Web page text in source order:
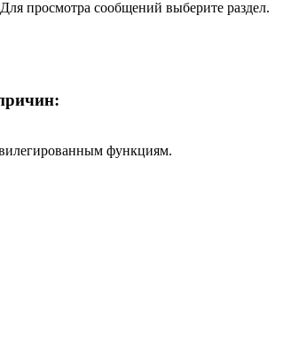
просмотра сообщений выберите раздел.
функциям.